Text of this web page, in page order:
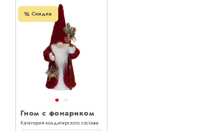
Скидка
Гном с фонариком
Категория кондитерского состава